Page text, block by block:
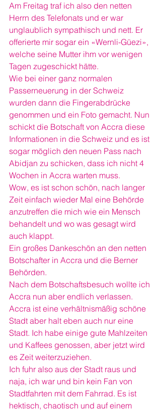
Am Freitag traf ich also den netten
Herrn des Telefonats und er war
unglaublich sympathisch und nett. Er
offerierte mir sogar ein «Wernli-Güezi»,
welche seine Mutter ihm vor wenigen
Tagen zugeschickt hätte.
Wie bei einer ganz normalen
Passerneuerung in der Schweiz
wurden dann die Fingerabdrücke
genommen und ein Foto gemacht. Nun
schickt die Botschaft von Accra diese
Informationen in die Schweiz und es ist
sogar möglich den neuen Pass nach
Abidjan zu schicken, dass ich nicht 4
Wochen in Accra warten muss.
Wow, es ist schon schön, nach langer
Zeit einfach wieder Mal eine Behörde
anzutreffen die mich wie ein Mensch
behandelt und wo was gesagt wird
auch klappt.
Ein großes Dankeschön an den netten
Botschafter in Accra und die Berner
Behörden.
Nach dem Botschaftsbesuch wollte ich
Accra nun aber endlich verlassen.
Accra ist eine verhältnismäßig schöne
Stadt aber halt eben auch nur eine
Stadt. Ich habe einige gute Mahlzeiten
und Kaffees genossen, aber jetzt wird
es Zeit weiterzuziehen.
Ich fuhr also aus der Stadt raus und
naja, ich war und bin kein Fan von
Stadtfahrten mit dem Fahrrad. Es ist
hektisch, chaotisch und auf einem